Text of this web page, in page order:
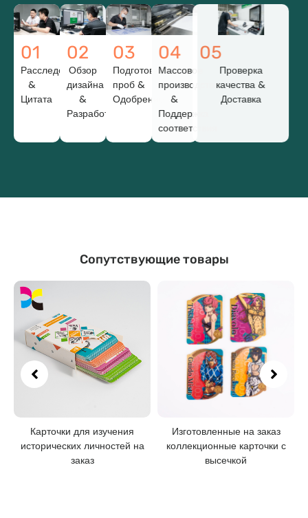
01
Расследование
&
Цитата
02
Обзор
дизайна
&
Разработка
03
Подготовка
проб &
Одобрение
04
Массовое
производство
&
Поддержка
соответствия
05
Проверка
качества &
Доставка
Сопутствующие товары
Карточки для изучения
исторических личностей на
заказ
Изготовленные на заказ
коллекционные карточки с
высечкой